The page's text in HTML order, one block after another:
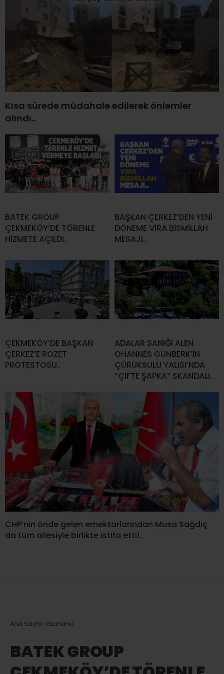
Kısa sürede müdahale edilerek önlemler
alındı..
BATEK GROUP
ÇEKMEKÖY’DE TÖRENLE
HİZMETE AÇILDI..
BAŞKAN ÇERKEZ’DEN YENİ
DÖNEME VİRA BİSMİLLAH
MESAJI..
ÇEKMEKÖY’DE BAŞKAN
ÇERKEZ’E ROZET
PROTESTOSU..
ADALAR SANIĞI ALEN
OHANNES GÜNBERK’İN
ÇÜRÜKSULU YALISI’NDA
“ÇİFTE ŞAPKA” SKANDALI..
CHP’nin önde gelen emektarlarından Musa Sağdıç
da tüm ailesiyle birlikte istifa etti!..
Ana Sayfa › Ekonomi
BATEK GROUP